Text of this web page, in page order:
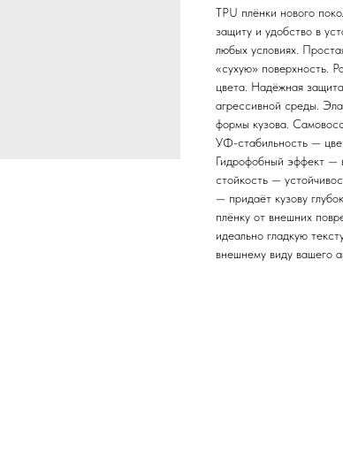
TPU плёнки нового
защиту и удобство в
любых условиях.
«сухую» поверхность.
цвета. Надёжная
агрессивной среды.
формы кузова.
УФ-стабильность —
Гидрофобный эффект —
стойкость —
— придаёт кузову
плёнку от внешних
идеально гладкую
внешнему виду вашего